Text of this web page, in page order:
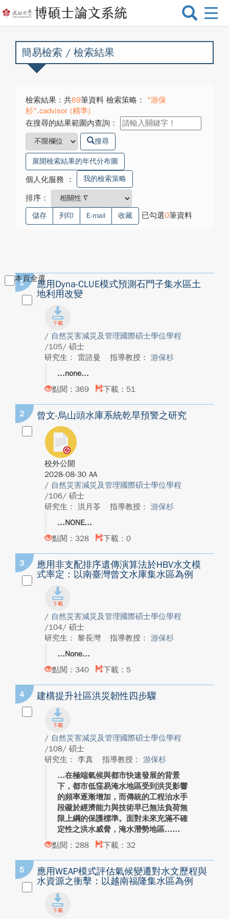
選
換
簡易檢索 / 檢索結果
檢索結果：共69筆資料 檢索策略：
"游保
杉".cadvisor (精準)
在搜尋的結果範圍內查詢：
搜尋
展開檢索結果的年代分布圖
個人化服務 ： 我的檢索策略
排序：
儲存 列印 E-mail 收藏 已勾選0筆資料
本頁全選
1
應用Dyna-CLUE模式預測石門子集水區土
地利用改變
/ 自然災害減災及管理國際碩士學位學程
/105/ 碩士
研究生： 雷諮曼
指導教授： 游保杉
none
點閱：369
下載：51
2 曾文-烏山頭水庫系統乾旱預警之研究
校外公開
2028-08-30 AA
/ 自然災害減災及管理國際碩士學位學程
/106/ 碩士
研究生： 洪月苓
指導教授： 游保杉
NONE
點閱：328
下載：0
3
應用非支配排序遺傳演算法於HBV水文模
式率定：以南臺灣曾文水庫集水區為例
/ 自然災害減災及管理國際碩士學位學程
/104/ 碩士
研究生： 黎長灣
指導教授： 游保杉
None
點閱：340
下載：5
4 建構提升社區洪災韌性四步驟
/ 自然災害減災及管理國際碩士學位學程
/108/ 碩士
研究生： 李真
指導教授： 游保杉
在極端氣候與都市快速發展的背景
下，都市低窪易淹水地區受到洪災影響
的頻率逐漸增加，而傳統的工程治水手
段礙於經濟能力與技術早已無法負荷無
限上綱的保護標準。面對未來充滿不確
定性之洪水威脅，淹水潛勢地區...
點閱：288
下載：32
5
應用WEAP模式評估氣候變遷對水文歷程與
水資源之衝擊：以越南福隆集水區為例